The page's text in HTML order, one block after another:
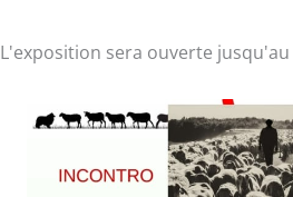
L'exposition sera ouverte